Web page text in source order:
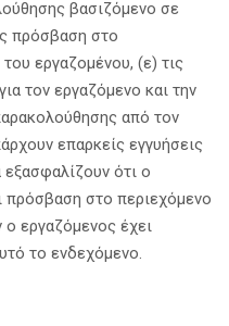
βασιζόμενο σε
πρόσβαση στο
εργαζομένου, (ε) τις
τον εργαζόμενο και την
από τον
επαρκείς εγγυήσεις
εξασφαλίζουν ότι ο
πρόσβαση στο περιεχόμενο
εργαζόμενος έχει
το ενδεχόμενο.